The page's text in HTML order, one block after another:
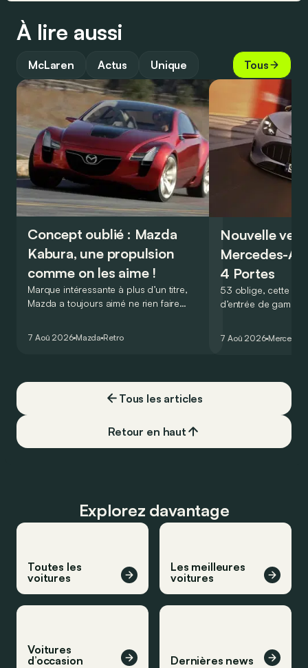
À lire aussi
McLaren Actus Unique Tous
Concept oublié : Mazda
Kabura, une propulsion
comme on les aime !
Marque intéressante à plus d’un titre,
Mazda a toujours aimé ne rien faire
de la plus belle des manières…
7 Aoû 2026 Mazda Retro
Nouvelle
Mercedes-
4 Portes
53 oblige, cette
d’entrée de
moins…
7 Aoû 2026 Mercedes
Tous les articles
Retour en haut
Explorez davantage
Toutes les
voitures
Les meilleures
voitures
Voitures
d’occasion
Dernières news